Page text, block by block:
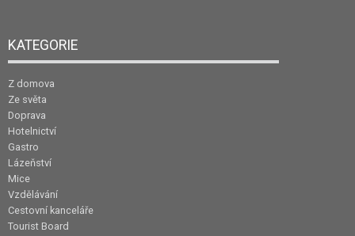
KATEGORIE
Z domova
Ze světa
Doprava
Hotelnictví
Gastro
Lázeňství
Mice
Vzdělávání
Cestovní kanceláře
Tourist Board